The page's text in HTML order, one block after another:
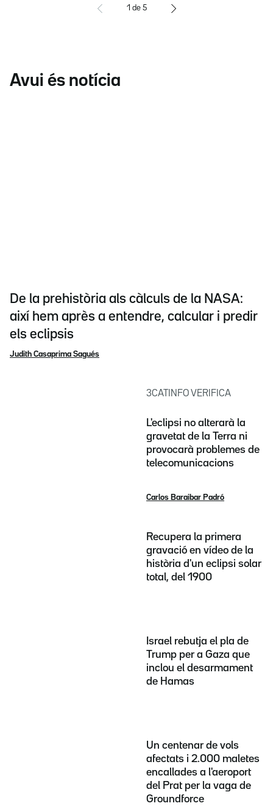
1 de 5
Avui és notícia
De la prehistòria als càlculs de la NASA:
així hem après a entendre, calcular i predir
els eclipsis
Judith Casaprima Sagués
3CATINFO VERIFICA
L'eclipsi no alterarà la
gravetat de la Terra ni
provocarà problemes de
telecomunicacions
Carlos Baraibar Padró
Recupera la primera
gravació en vídeo de la
història d'un eclipsi solar
total, del 1900
Israel rebutja el pla de
Trump per a Gaza que
inclou el desarmament
de Hamas
Un centenar de vols
afectats i 2.000 maletes
encallades a l'aeroport
del Prat per la vaga de
Groundforce